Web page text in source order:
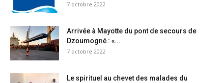
7 octobre 2022
Arrivée à Mayotte du pont de secours de
Dzoumogné : «...
7 octobre 2022
Le spirituel au chevet des malades du